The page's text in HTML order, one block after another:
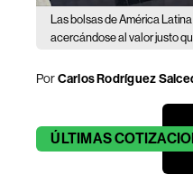
Las bolsas de América
acercándose al valor justo
PorCarlos Rodríguez
ÚLTIMAS